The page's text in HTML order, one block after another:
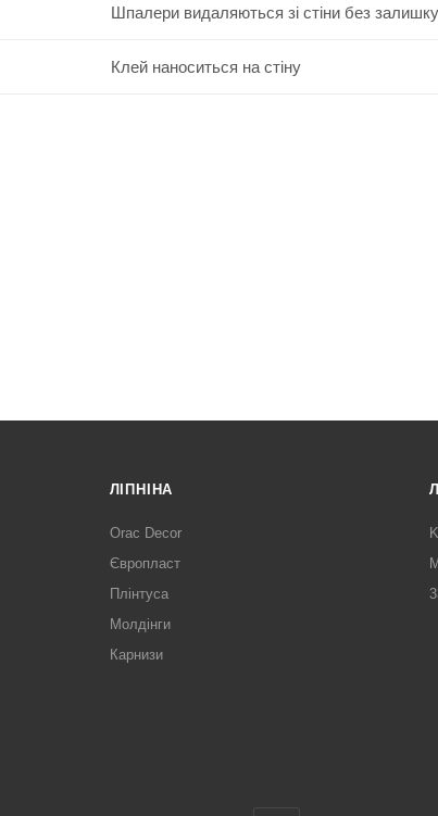
Шпалери видаляються зі стіни без залишку
Клей наноситься на стіну
ЛІПНІНА
Orac Decor
Європласт
Плінтуса
Молдінги
Карнизи